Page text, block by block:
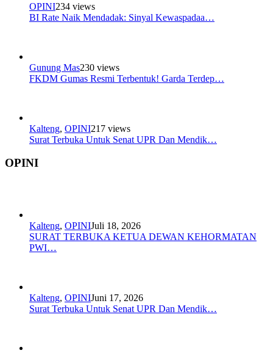
OPINI234 views
BI Rate Naik Mendadak: Sinyal Kewaspadaa…
Gunung Mas230 views
FKDM Gumas Resmi Terbentuk! Garda Terdep…
Kalteng, OPINI217 views
Surat Terbuka Untuk Senat UPR Dan Mendik…
OPINI
Kalteng, OPINIJuli 18, 2026
SURAT TERBUKA KETUA DEWAN KEHORMATAN
PWI…
Kalteng, OPINIJuni 17, 2026
Surat Terbuka Untuk Senat UPR Dan Mendik…